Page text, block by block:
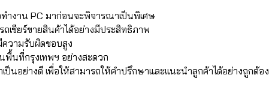
ำงาน PC มาก่อนจะพิจารณาเป็นพิเศษ
เชียร์ขายสินค้าได้อย่างมีประสิทธิภาพ
วามรับผิดชอบสูง
พื้นที่กรุงเทพฯ อย่างสะดวก
ป็นอย่างดี เพื่อให้สามารถให้คำปรึกษาและแนะนำลูกค้าได้อย่างถูกต้อง